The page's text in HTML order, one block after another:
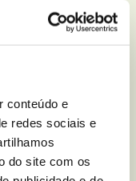
conteúdo e
redes sociais e
do site com os
que assim
de forma
o calor extremo
Se ligar o ar
uma vez que
e evitar um
ajudar à sua